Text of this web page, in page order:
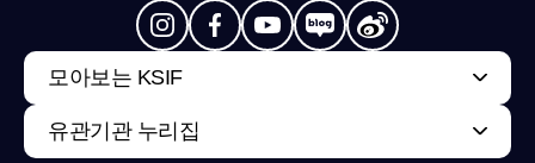
모아보는 KSIF
유관기관 누리집